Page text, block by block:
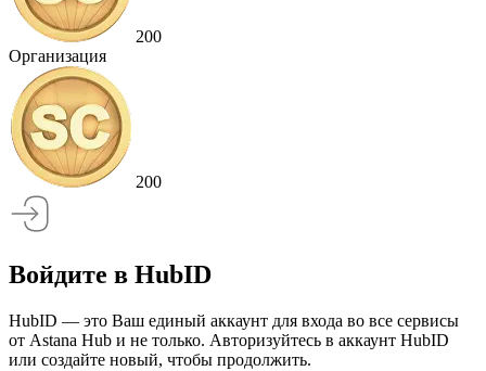
200
Организация
200
Войдите в HubID
HubID — это Ваш единый аккаунт для входа во все сервисы
от Astana Hub и не только. Авторизуйтесь в аккаунт HubID
или создайте новый, чтобы продолжить.